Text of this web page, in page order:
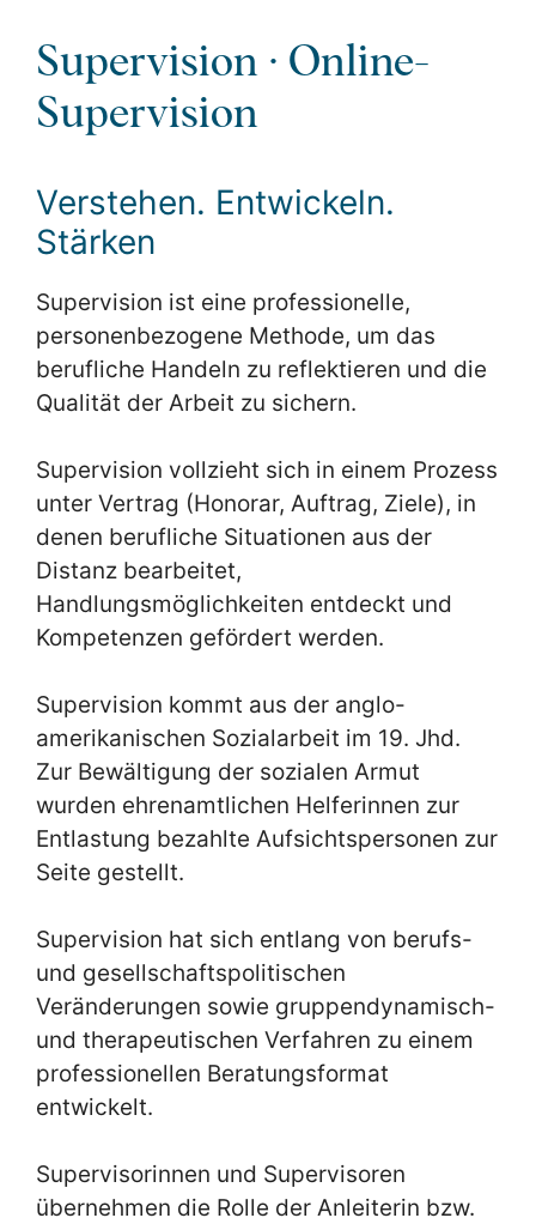
Supervision ∙ Online-
Supervision
Verstehen. Entwickeln.
Stärken
Supervision ist eine professionelle,
personenbezogene Methode, um das
berufliche Handeln zu reflektieren und die
Qualität der Arbeit zu sichern.
Supervision vollzieht sich in einem Prozess
unter Vertrag (Honorar, Auftrag, Ziele), in
denen berufliche Situationen aus der
Distanz bearbeitet,
Handlungsmöglichkeiten entdeckt und
Kompetenzen gefördert werden.
Supervision kommt aus der anglo-
amerikanischen Sozialarbeit im 19. Jhd.
Zur Bewältigung der sozialen Armut
wurden ehrenamtlichen Helferinnen zur
Entlastung bezahlte Aufsichtspersonen zur
Seite gestellt.
Supervision hat sich entlang von berufs-
und gesellschaftspolitischen
Veränderungen sowie gruppendynamisch-
und therapeutischen Verfahren zu einem
professionellen Beratungsformat
entwickelt.
Supervisorinnen und Supervisoren
übernehmen die Rolle der Anleiterin bzw.